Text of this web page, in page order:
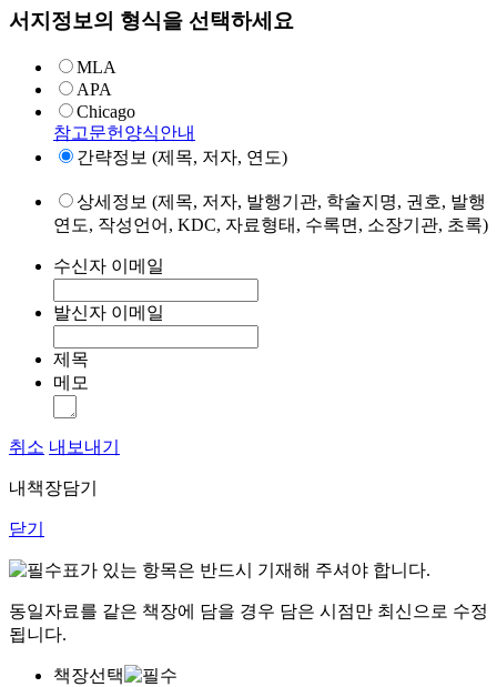
서지정보의 형식을 선택하세요
MLA
APA
Chicago
참고문헌양식안내
간략정보 (제목, 저자, 연도)
상세정보 (제목, 저자, 발행기관, 학술지명, 권호, 발행
연도, 작성언어, KDC, 자료형태, 수록면, 소장기관, 초록)
수신자 이메일
발신자 이메일
제목
메모
취소 내보내기
내책장담기
닫기
표가 있는 항목은 반드시 기재해 주셔야 합니다.
동일자료를 같은 책장에 담을 경우 담은 시점만 최신으로 수정
됩니다.
책장선택